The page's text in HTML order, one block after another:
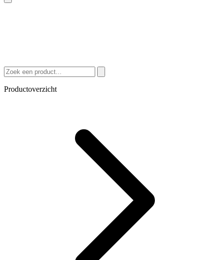
Productoverzicht